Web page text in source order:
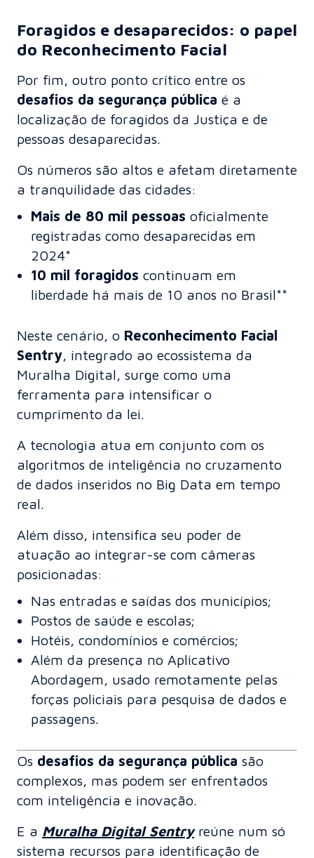
Foragidos e desaparecidos: o papel
do Reconhecimento Facial
Por fim, outro ponto crítico entre os
desafios da segurança pública é a
localização de foragidos da Justiça e de
pessoas desaparecidas.
Os números são altos e afetam diretamente
a tranquilidade das cidades:
Mais de 80 mil pessoas oficialmente
registradas como desaparecidas em
2024*
10 mil foragidos continuam em
liberdade há mais de 10 anos no Brasil**
Neste cenário, o Reconhecimento Facial
Sentry, integrado ao ecossistema da
Muralha Digital, surge como uma
ferramenta para intensificar o
cumprimento da lei.
A tecnologia atua em conjunto com os
algoritmos de inteligência no cruzamento
de dados inseridos no Big Data em tempo
real.
Além disso, intensifica seu poder de
atuação ao integrar-se com câmeras
posicionadas:
Nas entradas e saídas dos municípios;
Postos de saúde e escolas;
Hotéis, condomínios e comércios;
Além da presença no Aplicativo
Abordagem, usado remotamente pelas
forças policiais para pesquisa de dados e
passagens.
Os desafios da segurança pública são
complexos, mas podem ser enfrentados
com inteligência e inovação.
E a Muralha Digital Sentryreúne num só
sistema recursos para identificação de